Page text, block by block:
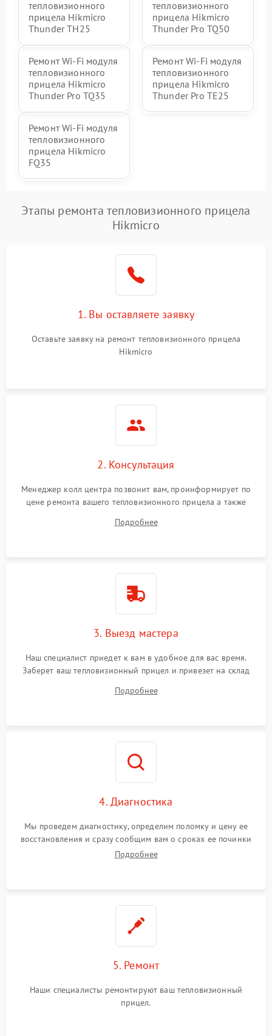
тепловизионного
прицела Hikmicro
Thunder TH25
тепловизионного
прицела Hikmicro
Thunder Pro TQ50
Ремонт Wi-Fi модуля
тепловизионного
прицела Hikmicro
Thunder Pro TQ35
Ремонт Wi-Fi модуля
тепловизионного
прицела Hikmicro
Thunder Pro TE25
Ремонт Wi-Fi модуля
тепловизионного
прицела Hikmicro
FQ35
Этапы ремонта тепловизионного прицела
Hikmicro
1. Вы оставляете заявку
Оставьте заявку на ремонт тепловизионного прицела
Hikmicro
2. Консультация
Менеджер колл центра позвонит вам, проинформирует по
цене ремонта вашего тепловизионного прицела а также
Подробнее
3. Выезд мастера
Наш специалист приедет к вам в удобное для вас время.
Заберет ваш тепловизионный прицел и привезет на склад
Подробнее
4. Диагностика
Мы проведем диагностику, определим поломку и цену ее
восстановления и сразу сообщим вам о сроках ее починки
Подробнее
5. Ремонт
Наши специалисты ремонтируют ваш тепловизионный
прицел.